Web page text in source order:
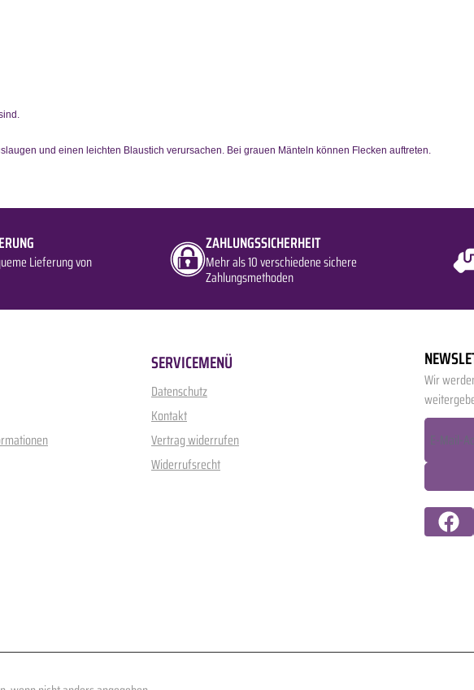
und einen leichten Blaustich verursachen. Bei grauen Mänteln können Flecken auftreten.
Lieferung von
ZAHLUNGSSICHERHEIT
Mehr als 10 verschiedene sichere
Zahlungsmethoden
SERVICEMENÜ
Datenschutz
Kontakt
Vertrag widerrufen
Widerrufsrecht
Wir